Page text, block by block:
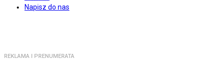
Napisz do nas
REKLAMA I PRENUMERATA